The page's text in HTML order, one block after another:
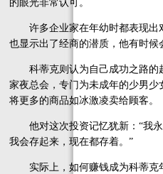
的眼光非常认可。
许多企业家在年幼时都表现出对
也显示出了经商的潜质，他有时
科蒂克则认为自己成功之路的起
家夜总会，专门为未成年的少男
将更多的商品如冰激凌卖给顾客。
他对这次投资记忆犹新：“我永
我会存起来，现在都存着。”
实际上，如何赚钱成为科蒂克年